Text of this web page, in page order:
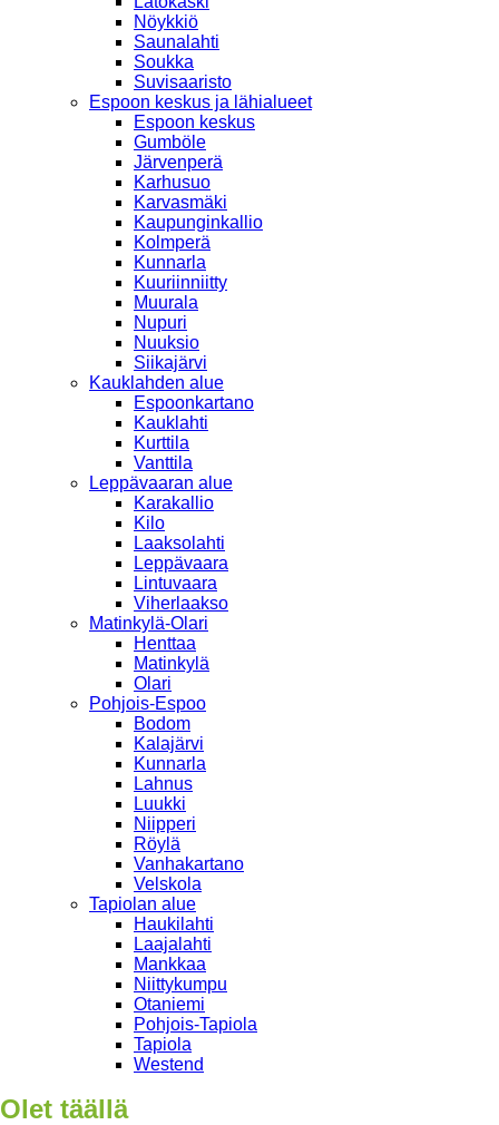
Nöykkiö
Saunalahti
Soukka
Suvisaaristo
Espoon keskus ja lähialueet
Espoon keskus
Gumböle
Järvenperä
Karhusuo
Karvasmäki
Kaupunginkallio
Kolmperä
Kunnarla
Kuuriinniitty
Muurala
Nupuri
Nuuksio
Siikajärvi
Kauklahden alue
Espoonkartano
Kauklahti
Kurttila
Vanttila
Leppävaaran alue
Karakallio
Kilo
Laaksolahti
Leppävaara
Lintuvaara
Viherlaakso
Matinkylä-Olari
Henttaa
Matinkylä
Olari
Pohjois-Espoo
Bodom
Kalajärvi
Kunnarla
Lahnus
Luukki
Niipperi
Röylä
Vanhakartano
Velskola
Tapiolan alue
Haukilahti
Laajalahti
Mankkaa
Niittykumpu
Otaniemi
Pohjois-Tapiola
Tapiola
Westend
Olet täällä